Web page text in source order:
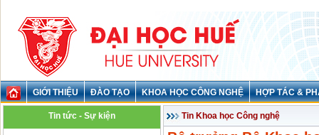
GIỚI THIỆU ĐÀO TẠO KHOA HỌC CÔNG NGHỆ HỢP TÁC &
Tin tức - Sự kiện Tin Khoa học Công nghệ